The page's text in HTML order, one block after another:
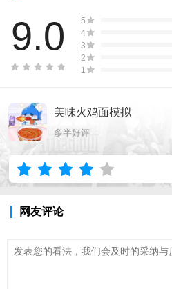
9.0
5
4
3
2
1
美味火鸡面模拟
多半好评
网友评论